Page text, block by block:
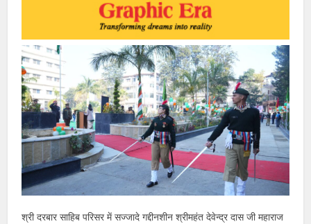
श्री दरबार साहिब परिसर में सज्जादे गद्दीनशीन श्रीमहंत देवेन्द्र दास जी महाराज